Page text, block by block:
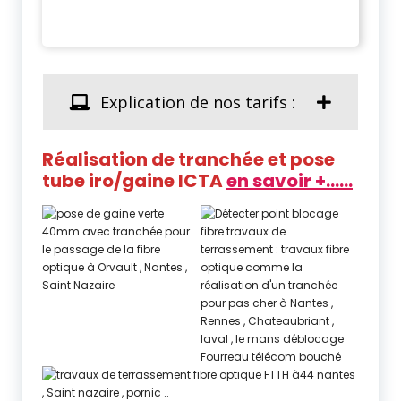
Explication de nos tarifs :
Réalisation de tranchée et pose
tube iro/gaine ICTAen savoir +……